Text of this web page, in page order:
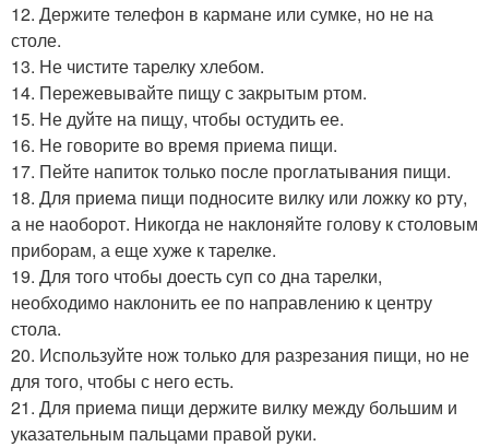
12. Держите телефон в кармане или сумке, но не на
столе.
13. Не чистите тарелку хлебом.
14. Пережевывайте пищу с закрытым ртом.
15. Не дуйте на пищу, чтобы остудить ее.
16. Не говорите во время приема пищи.
17. Пейте напиток только после проглатывания пищи.
18. Для приема пищи подносите вилку или ложку ко рту,
а не наоборот. Никогда не наклоняйте голову к столовым
приборам, а еще хуже к тарелке.
19. Для того чтобы доесть суп со дна тарелки,
необходимо наклонить ее по направлению к центру
стола.
20. Используйте нож только для разрезания пищи, но не
для того, чтобы с него есть.
21. Для приема пищи держите вилку между большим и
указательным пальцами правой руки.